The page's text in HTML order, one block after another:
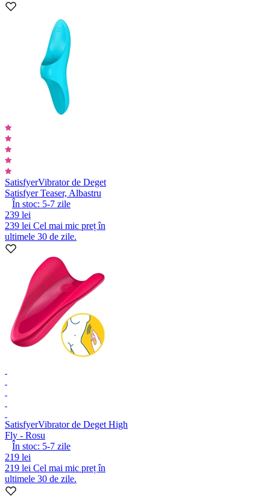
SatisfyerVibrator de Deget
Satisfyer Teaser, Albastru
În stoc: 5-7 zile
239 lei
239 lei Cel mai mic preț în
ultimele 30 de zile.
SatisfyerVibrator de Deget High
Fly - Rosu
În stoc: 5-7 zile
219 lei
219 lei Cel mai mic preț în
ultimele 30 de zile.